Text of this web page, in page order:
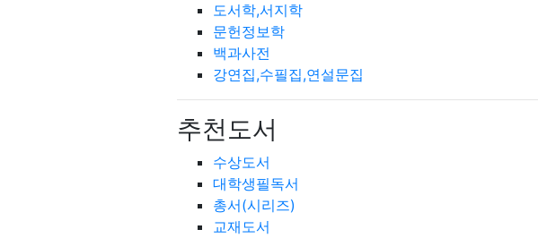
도서학,서지학
문헌정보학
백과사전
강연집,수필집,연설문집
추천도서
수상도서
대학생필독서
총서(시리즈)
교재도서